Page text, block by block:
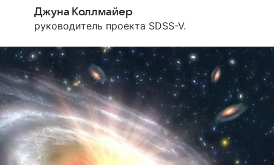
Джуна Коллмайер
руководитель проекта SDSS-V.